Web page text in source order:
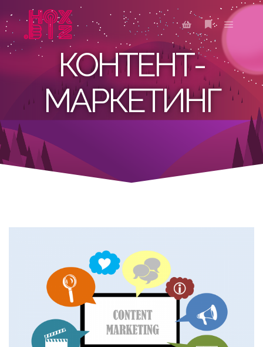
КОНТЕНТ-
МАРКЕТИНГ